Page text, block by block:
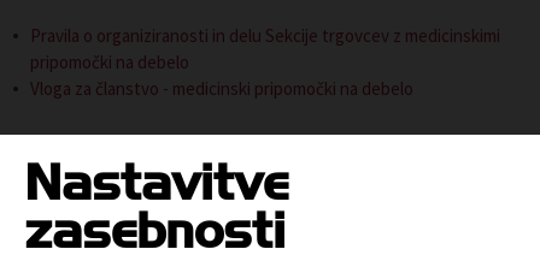
Pravila o organiziranosti in delu Sekcije trgovcev z medicinskimi
pripomočki na debelo
Vloga za članstvo - medicinski pripomočki na debelo
Nastavitve
zasebnosti